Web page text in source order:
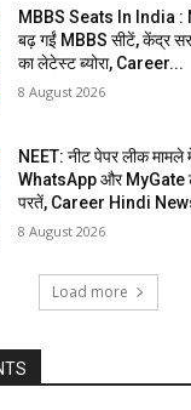
MBBS Seats In India :
बढ़ गईं MBBS सीटें, केंद्र
का लेटेस्ट ब्योरा, Career...
8 August 2026
NEET: नीट पेपर लीक मामले
WhatsApp और MyGate
परतें, Career Hindi
8 August 2026
Load more